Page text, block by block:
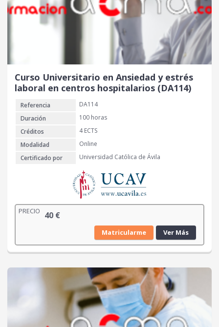
Curso Universitario en Ansiedad y estrés
laboral en centros hospitalarios (DA114)
Referencia
DA114
Duración
100 horas
Créditos
4 ECTS
Modalidad
Online
Certificado por
Universidad Católica de Ávila
PRECIO 40 €
Matricularme Ver Más